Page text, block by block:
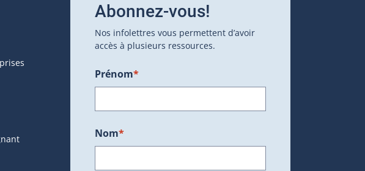
externe s'ouvrira dans une nouvelle fenêtre.)
Abonnez-vous!
Nos infolettres vous permettent d’avoir
accès à plusieurs ressources.
Prénom*
Nom*